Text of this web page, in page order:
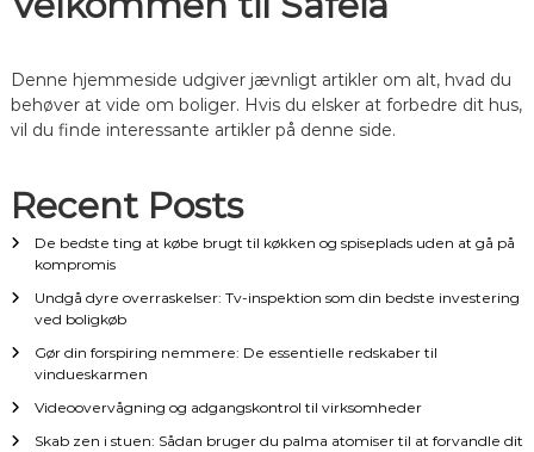
n
a
v
i
g
a
t
Denne hjemmeside udgiver jævnligt artikler om alt, hvad du
behøver at vide om boliger. Hvis du elsker at forbedre dit hus,
vil du finde interessante artikler på denne side.
Recent Posts
De bedste ting at købe brugt til køkken og spiseplads uden at gå på
kompromis
Undgå dyre overraskelser: Tv-inspektion som din bedste investering
ved boligkøb
Gør din forspiring nemmere: De essentielle redskaber til
vindueskarmen
Videoovervågning og adgangskontrol til virksomheder
Skab zen i stuen: Sådan bruger du palma atomiser til at forvandle dit